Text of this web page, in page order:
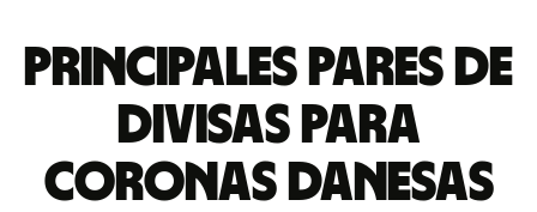
Principales pares de
divisas para
coronas danesas